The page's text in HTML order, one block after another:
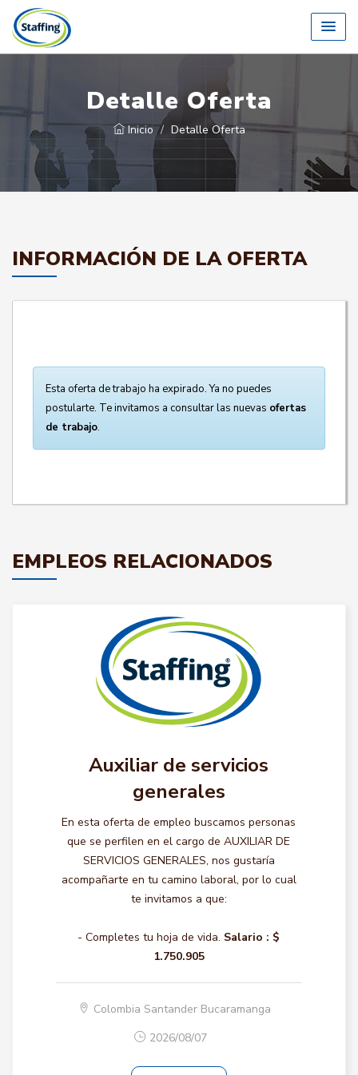
Detalle Oferta
Inicio Detalle Oferta
INFORMACIÓN DE LA OFERTA
Esta oferta de trabajo ha expirado. Ya no puedes
postularte. Te invitamos a consultar las nuevas ofertas
de trabajo.
EMPLEOS RELACIONADOS
Auxiliar de servicios
generales
En esta oferta de empleo buscamos personas
que se perfilen en el cargo de AUXILIAR DE
SERVICIOS GENERALES, nos gustaría
acompañarte en tu camino laboral, por lo cual
te invitamos a que:
- Completes tu hoja de vida. Salario : $
1.750.905
Colombia Santander Bucaramanga
2026/08/07